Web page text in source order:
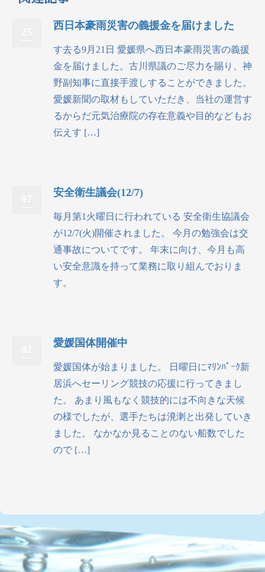
西日本豪雨災害の義援金を届けました
す去る9月21日 愛媛県へ西日本豪雨災害の義援
金を届けました。古川県議のご尽力を賜り、神
野副知事に直接手渡しすることができました。
愛媛新聞の取材もしていただき、当社の運営す
るからだ元気治療院の存在意義や目的などもお
伝えす […]
安全衛生議会(12/7)
毎月第1火曜日に行われている 安全衛生協議会
が12/7(火)開催されました。 今月の勉強会は交
通事故についてです。 年末に向け、今月も高
い安全意識を持って業務に取り組んでおりま
す。
愛媛国体開催中
愛媛国体が始まりました。 日曜日にﾏﾘﾝﾊﾟｰｸ新
居浜へセーリング競技の応援に行ってきまし
た。 あまり風もなく競技的には不向きな天候
の様でしたが、選手たちは溌溂と出発していき
ました。 なかなか見ることのない船数でした
ので […]